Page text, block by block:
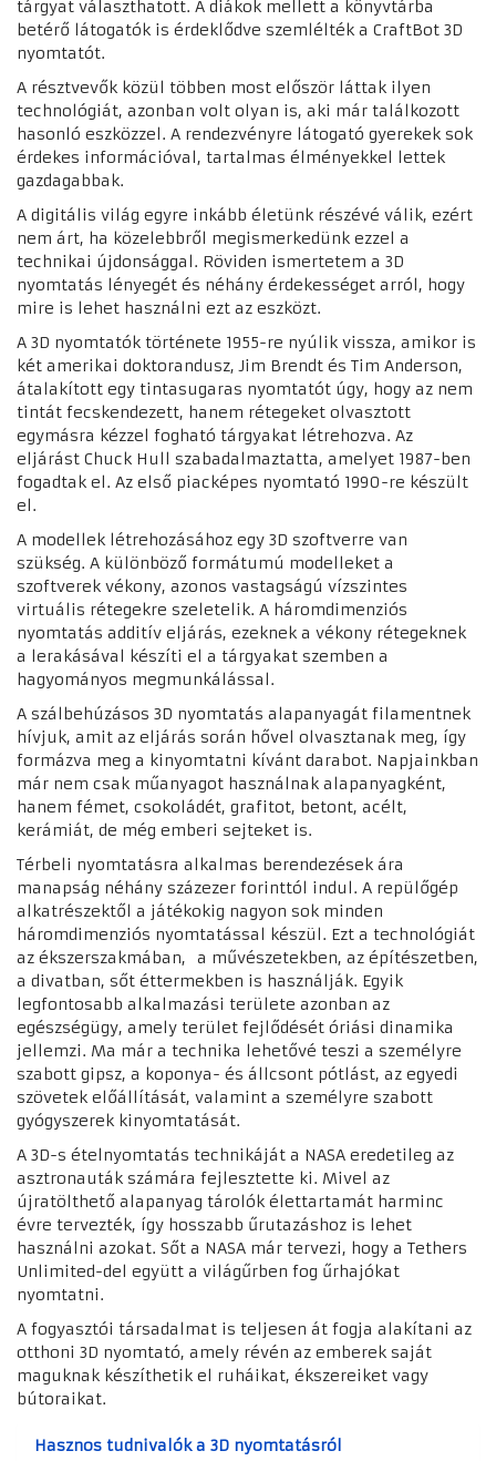
tárgyat választhatott. A diákok mellett a könyvtárba
betérő látogatók is érdeklődve szemlélték a CraftBot 3D
nyomtatót.
A résztvevők közül többen most először láttak ilyen
technológiát, azonban volt olyan is, aki már találkozott
hasonló eszközzel. A rendezvényre látogató gyerekek sok
érdekes információval, tartalmas élményekkel lettek
gazdagabbak.
A digitális világ egyre inkább életünk részévé válik, ezért
nem árt, ha közelebbről megismerkedünk ezzel a
technikai újdonsággal. Röviden ismertetem a 3D
nyomtatás lényegét és néhány érdekességet arról, hogy
mire is lehet használni ezt az eszközt.
A 3D nyomtatók története 1955-re nyúlik vissza, amikor is
két amerikai doktorandusz, Jim Brendt és Tim Anderson,
átalakított egy tintasugaras nyomtatót úgy, hogy az nem
tintát fecskendezett, hanem rétegeket olvasztott
egymásra kézzel fogható tárgyakat létrehozva. Az
eljárást Chuck Hull szabadalmaztatta, amelyet 1987-ben
fogadtak el. Az első piacképes nyomtató 1990-re készült
el.
A modellek létrehozásához egy 3D szoftverre van
szükség. A különböző formátumú modelleket a
szoftverek vékony, azonos vastagságú vízszintes
virtuális rétegekre szeletelik. A háromdimenziós
nyomtatás additív eljárás, ezeknek a vékony rétegeknek
a lerakásával készíti el a tárgyakat szemben a
hagyományos megmunkálással.
A szálbehúzásos 3D nyomtatás alapanyagát filamentnek
hívjuk, amit az eljárás során hővel olvasztanak meg, így
formázva meg a kinyomtatni kívánt darabot. Napjainkban
már nem csak műanyagot használnak alapanyagként,
hanem fémet, csokoládét, grafitot, betont, acélt,
kerámiát, de még emberi sejteket is.
Térbeli nyomtatásra alkalmas berendezések ára
manapság néhány százezer forinttól indul. A repülőgép
alkatrészektől a játékokig nagyon sok minden
háromdimenziós nyomtatással készül. Ezt a technológiát
az ékszerszakmában, a művészetekben, az építészetben,
a divatban, sőt éttermekben is használják. Egyik
legfontosabb alkalmazási területe azonban az
egészségügy, amely terület fejlődését óriási dinamika
jellemzi. Ma már a technika lehetővé teszi a személyre
szabott gipsz, a koponya- és állcsont pótlást, az egyedi
szövetek előállítását, valamint a személyre szabott
gyógyszerek kinyomtatását.
A 3D-s ételnyomtatás technikáját a NASA eredetileg az
asztronauták számára fejlesztette ki. Mivel az
újratölthető alapanyag tárolók élettartamát harminc
évre tervezték, így hosszabb űrutazáshoz is lehet
használni azokat. Sőt a NASA már tervezi, hogy a Tethers
Unlimited-del együtt a világűrben fog űrhajókat
nyomtatni.
A fogyasztói társadalmat is teljesen át fogja alakítani az
otthoni 3D nyomtató, amely révén az emberek saját
maguknak készíthetik el ruháikat, ékszereiket vagy
bútoraikat.
Hasznos tudnivalók a 3D nyomtatásról